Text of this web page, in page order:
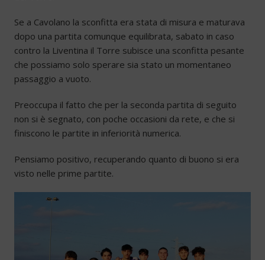
Se a Cavolano la sconfitta era stata di misura e maturava
dopo una partita comunque equilibrata, sabato in caso
contro la Liventina il Torre subisce una sconfitta pesante
che possiamo solo sperare sia stato un momentaneo
passaggio a vuoto.
Preoccupa il fatto che per la seconda partita di seguito
non si è segnato, con poche occasioni da rete, e che si
finiscono le partite in inferiorità numerica.
Pensiamo positivo, recuperando quanto di buono si era
visto nelle prime partite.